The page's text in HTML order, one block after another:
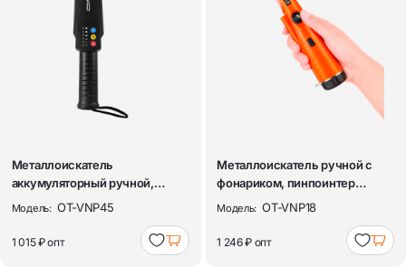
Металлоискатель
аккумуляторный ручной,
металлодетектор порта...
Модель: OT-VNP45
1 015 ₽опт
Металлоискатель ручной с
фонариком, пинпоинтер
Орбита OT-VNP...
Модель: OT-VNP18
1 246 ₽ опт